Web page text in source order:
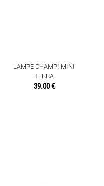
LAMPE CHAMPI MINI
TERRA
39.00 €